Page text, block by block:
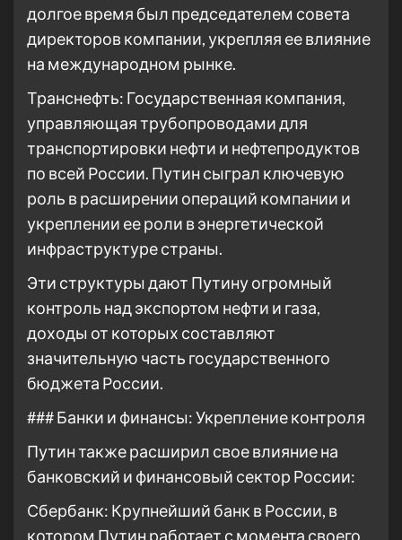
долгое время был председателем совета
директоров компании, укрепляя ее влияние
на международном рынке.
Транснефть: Государственная компания,
управляющая трубопроводами для
транспортировки нефти и нефтепродуктов
по всей России. Путин сыграл ключевую
роль в расширении операций компании и
укреплении ее роли в энергетической
инфраструктуре страны.
Эти структуры дают Путину огромный
контроль над экспортом нефти и газа,
доходы от которых составляют
значительную часть государственного
бюджета России.
### Банки и финансы: Укрепление контроля
Путин также расширил свое влияние на
банковский и финансовый сектор России:
Сбербанк: Крупнейший банк в России, в
котором Путин работает с момента своего